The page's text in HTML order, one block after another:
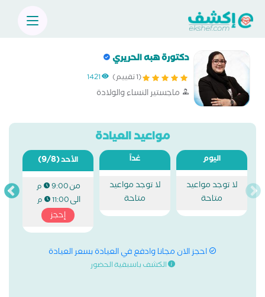
دكتورة هبه الحريري
(1 تقييم) 1421
ماجستير النساء والولادة
مواعيد العيادة
اليوم
لا توجد مواعيد
متاحة
غداً
لا توجد مواعيد
متاحة
الأحد(9/8)
من9:00 م
الى11:00 م
إحجز
احجز الان مجانا وادفع في العيادة بسعر العيادة
الكشف باسبقية الحضور